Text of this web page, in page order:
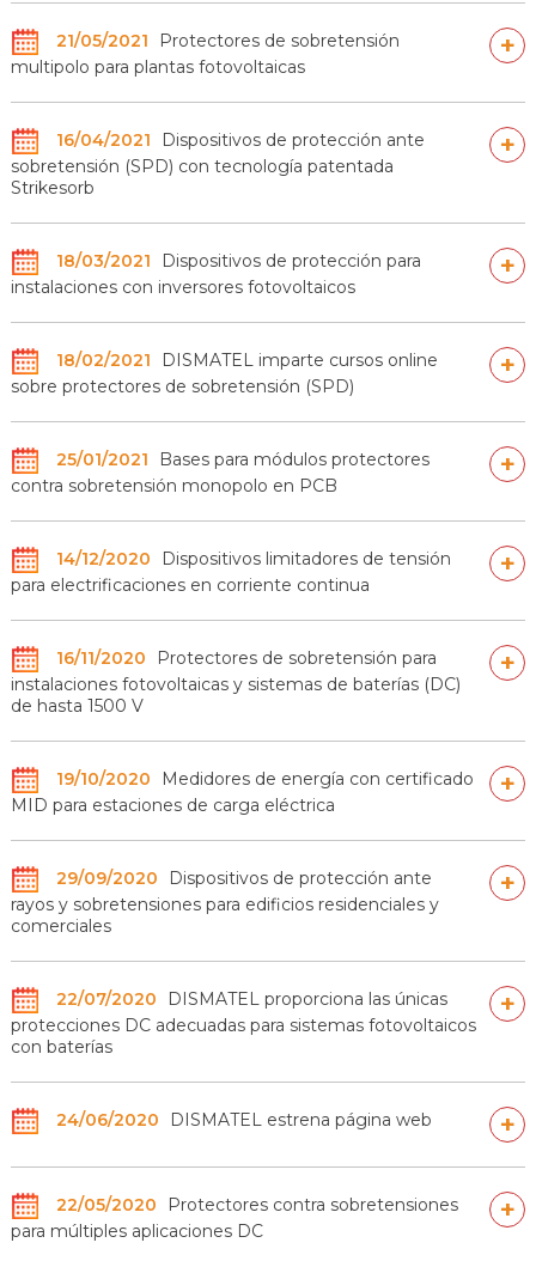
21/05/2021
Protectores de sobretensión
multipolo para plantas fotovoltaicas
+
16/04/2021
Dispositivos de protección ante
sobretensión (SPD) con tecnología patentada
Strikesorb
+
18/03/2021
Dispositivos de protección para
instalaciones con inversores fotovoltaicos
+
18/02/2021
DISMATEL imparte cursos online
sobre protectores de sobretensión (SPD)
+
25/01/2021
Bases para módulos protectores
contra sobretensión monopolo en PCB
+
14/12/2020
Dispositivos limitadores de tensión
para electrificaciones en corriente continua
+
16/11/2020
Protectores de sobretensión para
instalaciones fotovoltaicas y sistemas de baterías (DC)
de hasta 1500 V
+
19/10/2020
Medidores de energía con certificado
MID para estaciones de carga eléctrica
+
29/09/2020
Dispositivos de protección ante
rayos y sobretensiones para edificios residenciales y
comerciales
+
22/07/2020
DISMATEL proporciona las únicas
protecciones DC adecuadas para sistemas fotovoltaicos
con baterías
+
24/06/2020 DISMATEL estrena página web +
22/05/2020
Protectores contra sobretensiones
para múltiples aplicaciones DC
+